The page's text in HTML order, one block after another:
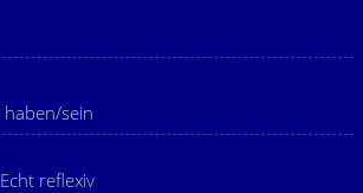
haben/sein
Echt reflexiv